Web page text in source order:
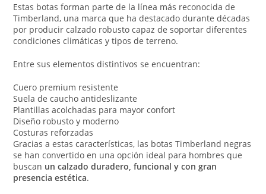
Estas botas forman parte de la línea más reconocida de
Timberland, una marca que ha destacado durante décadas
por producir calzado robusto capaz de soportar diferentes
condiciones climáticas y tipos de terreno.
Entre sus elementos distintivos se encuentran:
Cuero premium resistente
Suela de caucho antideslizante
Plantillas acolchadas para mayor confort
Diseño robusto y moderno
Costuras reforzadas
Gracias a estas características, las botas Timberland negras
se han convertido en una opción ideal para hombres que
buscan un calzado duradero, funcional y con gran
presencia estética.